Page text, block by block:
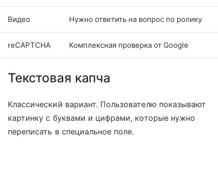
Видео Нужно ответить на вопрос по ролику
reCAPTCHA Комплексная проверка от Google
Текстовая капча
Классический вариант. Пользователю показывают
картинку с буквами и цифрами, которые нужно
переписать в специальное поле.